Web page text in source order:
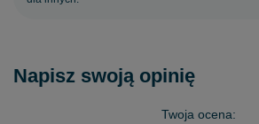
Napisz swoją opinię
Twoja ocena: